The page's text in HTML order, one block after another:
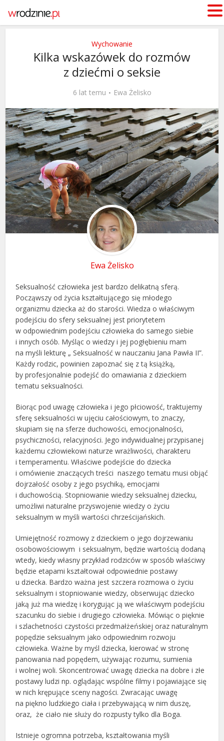
Wychowanie
Kilka wskazówek do rozmów
z dziećmi o seksie
6 lat temu Ewa Żelisko
Ewa Żelisko
Seksualność człowieka jest bardzo delikatną sferą.
Począwszy od życia kształtującego się młodego
organizmu dziecka aż do starości. Wiedza o właściwym
podejściu do sfery seksualnej jest priorytetem
w odpowiednim podejściu człowieka do samego siebie
i innych osób. Myśląc o wiedzy i jej pogłębieniu mam
na myśli lekturę „ Seksualność w nauczaniu Jana Pawła II”.
Każdy rodzic, powinien zapoznać się z tą książką,
by profesjonalnie podejść do omawiania z dzieckiem
tematu seksualności.
Biorąc pod uwagę człowieka i jego płciowość, traktujemy
sferę seksualności w ujęciu całościowym, to znaczy,
skupiam się na sferze duchowości, emocjonalności,
psychiczności, relacyjności. Jego indywidualnej przypisanej
każdemu człowiekowi naturze wrażliwości, charakteru
i temperamentu. Właściwe podejście do dziecka
i omówienie znaczących treści naszego tematu musi objąć
dojrzałość osoby z jego psychiką, emocjami
i duchowością. Stopniowanie wiedzy seksualnej dziecku,
umożliwi naturalne przyswojenie wiedzy o życiu
seksualnym w myśli wartości chrześcijańskich.
Umiejętność rozmowy z dzieckiem o jego dojrzewaniu
osobowościowym i seksualnym, będzie wartością dodaną
wtedy, kiedy własny przykład rodziców w sposób właściwy
będzie etapami kształtował odpowiednie postawy
u dziecka. Bardzo ważna jest szczera rozmowa o życiu
seksualnym i stopniowanie wiedzy, obserwując dziecko
jaką już ma wiedzę i korygując ją we właściwym podejściu
szacunku do siebie i drugiego człowieka. Mówiąc o pięknie
i szlachetności czystości przedmałżeńskiej oraz naturalnym
popędzie seksualnym jako odpowiednim rozwoju
człowieka. Ważne by myśl dziecka, kierować w stronę
panowania nad popędem, używając rozumu, sumienia
i wolnej woli. Skoncentrować uwagę dziecka na dobre i złe
postawy ludzi np. oglądając wspólne filmy i pojawiające się
w nich krępujące sceny nagości. Zwracając uwagę
na piękno ludzkiego ciała i przebywającą w nim duszę,
oraz, że ciało nie służy do rozpusty tylko dla Boga.
Istnieje ogromna potrzeba, kształtowania myśli